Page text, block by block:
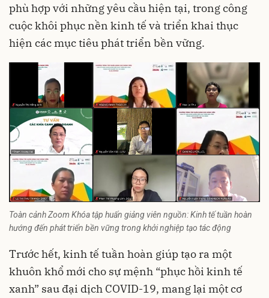
phù hợp với những yêu cầu hiện tại, trong công
cuộc khôi phục nền kinh tế và triển khai thục
hiện các mục tiêu phát triển bền vững.
Toàn cảnh Zoom Khóa tập huấn giảng viên nguồn: Kinh tế tuần hoàn
hướng đến phát triển bền vững trong khởi nghiệp tạo tác động
Trước hết, kinh tế tuần hoàn giúp tạo ra một
khuôn khổ mới cho sự mệnh “phục hồi kinh tế
xanh” sau đại dịch COVID-19, mang lại một cơ